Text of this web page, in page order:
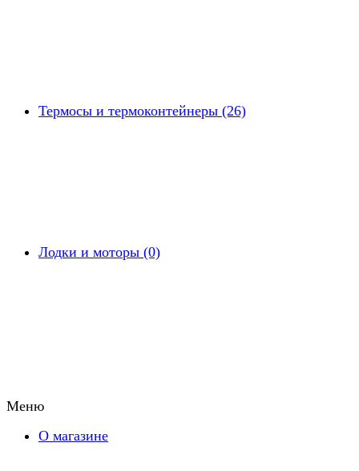
Термосы и термоконтейнеры (26)
Лодки и моторы (0)
Меню
О магазине